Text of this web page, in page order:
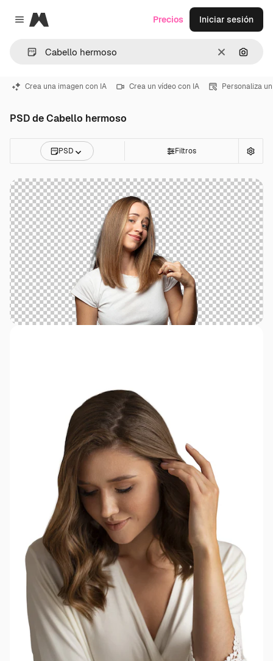
Close menu
Magnific
Borrar
Precios Iniciar sesión
Crea una imagen con IA Crea un vídeo con IA Personaliza
PSD de Cabello hermoso
PSD Filtros